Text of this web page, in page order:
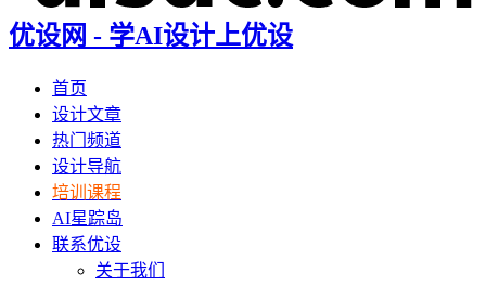
优设网 - 学AI设计上优设
首页
设计文章
热门频道
设计导航
培训课程
AI星踪岛
联系优设
关于我们